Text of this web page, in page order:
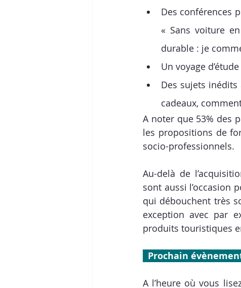
Des conférences
« Sans voiture
durable : je
Un voyage
Des sujets
cadeaux,
A noter que 53% des
les propositions de
socio-professionnels.
Au-delà de
sont aussi l’occasion
qui débouchent très
exception avec par
produits touristiques
Prochain
A l’heure où vous